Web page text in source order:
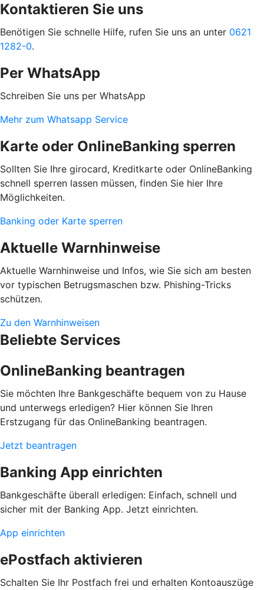
Kontaktieren Sie uns
Benötigen Sie schnelle Hilfe, rufen Sie uns an unter 0621
1282-0.
Per WhatsApp
Schreiben Sie uns per WhatsApp
Mehr zum Whatsapp Service
Karte oder OnlineBanking sperren
Sollten Sie Ihre girocard, Kreditkarte oder OnlineBanking
schnell sperren lassen müssen, finden Sie hier Ihre
Möglichkeiten.
Banking oder Karte sperren
Aktuelle Warnhinweise
Aktuelle Warnhinweise und Infos, wie Sie sich am besten
vor typischen Betrugsmaschen bzw. Phishing-Tricks
schützen.
Zu den Warnhinweisen
Beliebte Services
OnlineBanking beantragen
Sie möchten Ihre Bankgeschäfte bequem von zu Hause
und unterwegs erledigen? Hier können Sie Ihren
Erstzugang für das OnlineBanking beantragen.
Jetzt beantragen
Banking App einrichten
Bankgeschäfte überall erledigen: Einfach, schnell und
sicher mit der Banking App. Jetzt einrichten.
App einrichten
ePostfach aktivieren
Schalten Sie Ihr Postfach frei und erhalten Kontoauszüge